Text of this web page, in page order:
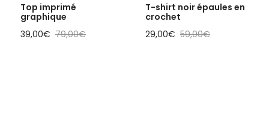
Top imprimé
graphique
Prix soldé
39,00€ Prix habituel
79,00€
T-shirt noir épaules en
crochet
Prix soldé
29,00€ Prix habituel
59,00€